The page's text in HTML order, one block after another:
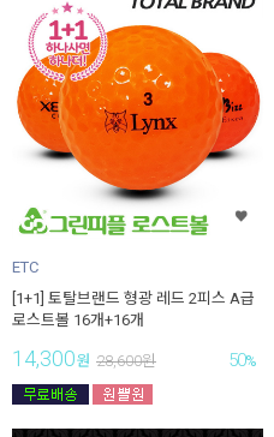
ETC
[1+1] 토탈브랜드 형광 레드 2피스 A급
로스트볼 16개+16개
14,300원 28,600원 50%